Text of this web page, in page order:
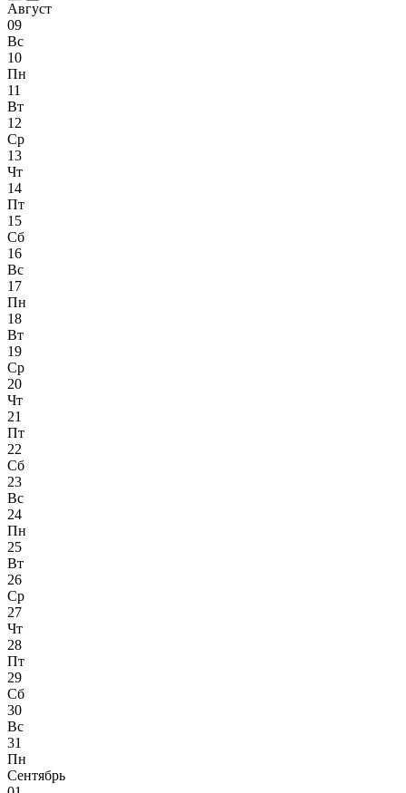
Август
09
Вс
10
Пн
11
Вт
12
Ср
13
Чт
14
Пт
15
Сб
16
Вс
17
Пн
18
Вт
19
Ср
20
Чт
21
Пт
22
Сб
23
Вс
24
Пн
25
Вт
26
Ср
27
Чт
28
Пт
29
Сб
30
Вс
31
Пн
Сентябрь